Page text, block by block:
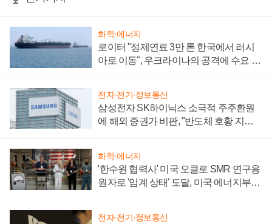
화학·에너지
로이터 "정제연료 3만 톤 한국에서 러시
아로 이동", 우크라이나의 공격에 수요 늘
전자·전기·정보통신
삼성전자 SK하이닉스 소극적 주주환원
에 해외 증권가 비판, "반도체 호황 지속
화학·에너지
'한수원 협력사' 미국 오클로 SMR 연구용
원자로 '임계 상태' 도달, 미국 에너지부
전자·전기·정보통신